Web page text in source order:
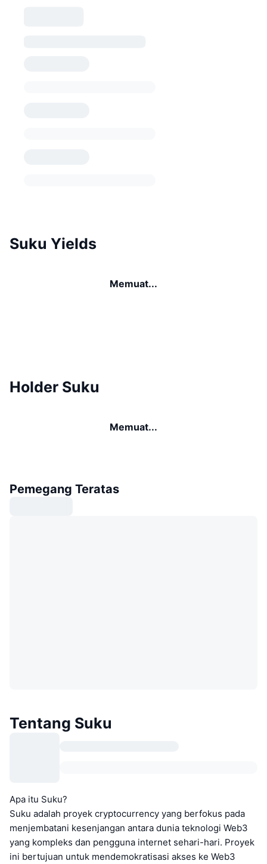
Suku Yields
Memuat...
Holder Suku
Memuat...
Pemegang Teratas
Tentang Suku
Apa itu Suku?
Suku adalah proyek cryptocurrency yang berfokus pada
menjembatani kesenjangan antara dunia teknologi Web3
yang kompleks dan pengguna internet sehari-hari. Proyek
ini bertujuan untuk mendemokratisasi akses ke Web3